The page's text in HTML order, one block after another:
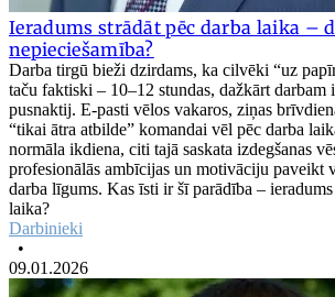
Ieradums strādāt pēc darba laika –
nepieciešamība?
Darba tirgū bieži dzirdams, ka cilvēki “uz
taču faktiski – 10–12 stundas, dažkārt darbam
pusnaktij. E-pasti vēlos vakaros, ziņas
“tikai ātra atbilde” komandai vēl pēc darba
normāla ikdiena, citi tajā saskata izdegšanas
profesionālās ambīcijas un motivāciju paveikt
darba līgums. Kas īsti ir šī parādība – ieradums
laika?
Darbinieki
•
09.01.2026